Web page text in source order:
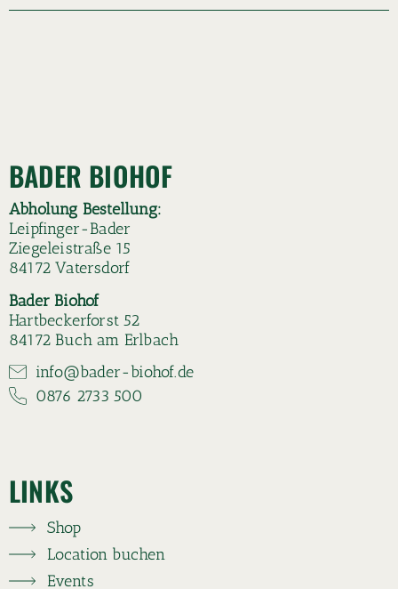
BADER BIOHOF
Abholung Bestellung:
Leipfinger-Bader
Ziegeleistraße 15
84172 Vatersdorf
Bader Biohof
Hartbeckerforst 52
84172 Buch am Erlbach
info@bader-biohof.de
0876 2733 500
LINKS
Shop
Location buchen
Events